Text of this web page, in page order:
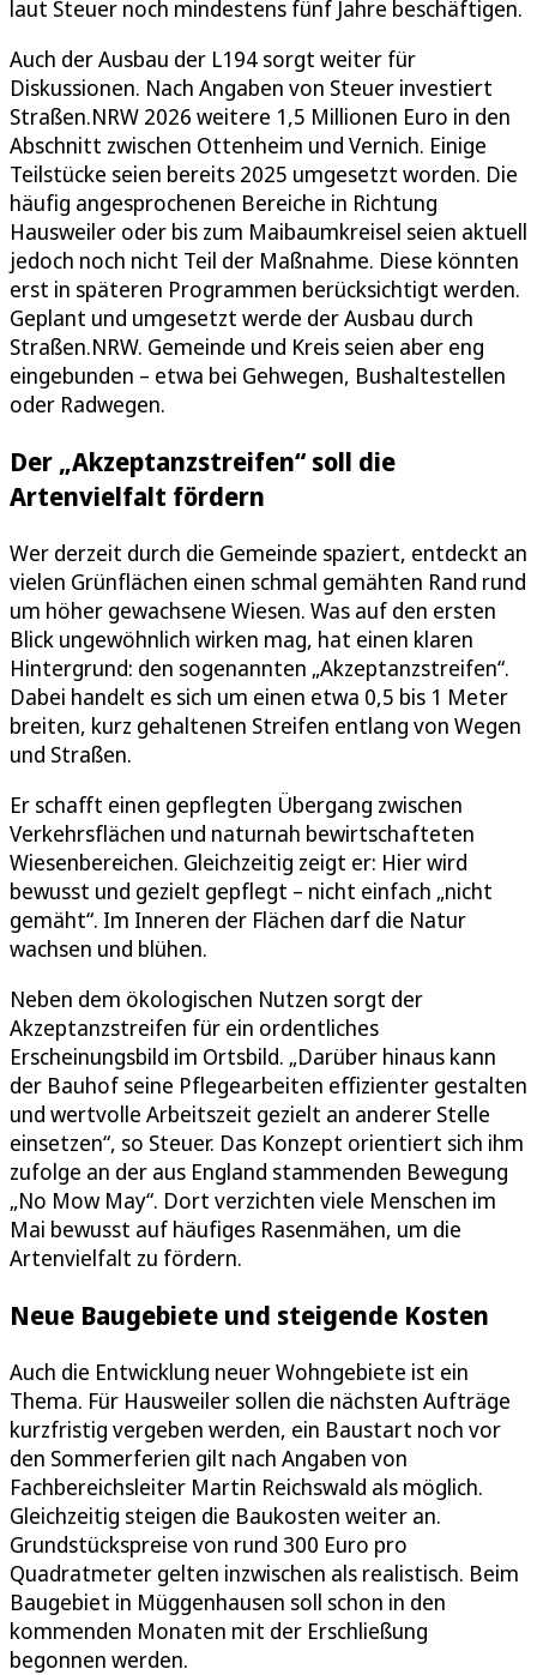
laut Steuer noch mindestens fünf Jahre beschäftigen.
Auch der Ausbau der L194 sorgt weiter für
Diskussionen. Nach Angaben von Steuer investiert
Straßen.NRW 2026 weitere 1,5 Millionen Euro in den
Abschnitt zwischen Ottenheim und Vernich. Einige
Teilstücke seien bereits 2025 umgesetzt worden. Die
häufig angesprochenen Bereiche in Richtung
Hausweiler oder bis zum Maibaumkreisel seien aktuell
jedoch noch nicht Teil der Maßnahme. Diese könnten
erst in späteren Programmen berücksichtigt werden.
Geplant und umgesetzt werde der Ausbau durch
Straßen.NRW. Gemeinde und Kreis seien aber eng
eingebunden – etwa bei Gehwegen, Bushaltestellen
oder Radwegen.
Der „Akzeptanzstreifen“ soll die
Artenvielfalt fördern
Wer derzeit durch die Gemeinde spaziert, entdeckt an
vielen Grünflächen einen schmal gemähten Rand rund
um höher gewachsene Wiesen. Was auf den ersten
Blick ungewöhnlich wirken mag, hat einen klaren
Hintergrund: den sogenannten „Akzeptanzstreifen“.
Dabei handelt es sich um einen etwa 0,5 bis 1 Meter
breiten, kurz gehaltenen Streifen entlang von Wegen
und Straßen.
Er schafft einen gepflegten Übergang zwischen
Verkehrsflächen und naturnah bewirtschafteten
Wiesenbereichen. Gleichzeitig zeigt er: Hier wird
bewusst und gezielt gepflegt – nicht einfach „nicht
gemäht“. Im Inneren der Flächen darf die Natur
wachsen und blühen.
Neben dem ökologischen Nutzen sorgt der
Akzeptanzstreifen für ein ordentliches
Erscheinungsbild im Ortsbild. „Darüber hinaus kann
der Bauhof seine Pflegearbeiten effizienter gestalten
und wertvolle Arbeitszeit gezielt an anderer Stelle
einsetzen“, so Steuer. Das Konzept orientiert sich ihm
zufolge an der aus England stammenden Bewegung
„No Mow May“. Dort verzichten viele Menschen im
Mai bewusst auf häufiges Rasenmähen, um die
Artenvielfalt zu fördern.
Neue Baugebiete und steigende Kosten
Auch die Entwicklung neuer Wohngebiete ist ein
Thema. Für Hausweiler sollen die nächsten Aufträge
kurzfristig vergeben werden, ein Baustart noch vor
den Sommerferien gilt nach Angaben von
Fachbereichsleiter Martin Reichswald als möglich.
Gleichzeitig steigen die Baukosten weiter an.
Grundstückspreise von rund 300 Euro pro
Quadratmeter gelten inzwischen als realistisch. Beim
Baugebiet in Müggenhausen soll schon in den
kommenden Monaten mit der Erschließung
begonnen werden.